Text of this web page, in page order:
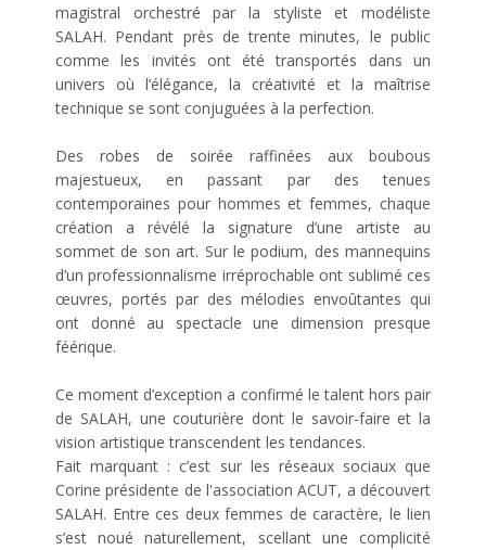
magistral orchestré par la styliste et modéliste
SALAH. Pendant près de trente minutes, le public
comme les invités ont été transportés dans un
univers où l’élégance, la créativité et la maîtrise
technique se sont conjuguées à la perfection.
Des robes de soirée raffinées aux boubous
majestueux, en passant par des tenues
contemporaines pour hommes et femmes, chaque
création a révélé la signature d’une artiste au
sommet de son art. Sur le podium, des mannequins
d’un professionnalisme irréprochable ont sublimé ces
œuvres, portés par des mélodies envoûtantes qui
ont donné au spectacle une dimension presque
féérique.
Ce moment d’exception a confirmé le talent hors pair
de SALAH, une couturière dont le savoir-faire et la
vision artistique transcendent les tendances.
Fait marquant : c’est sur les réseaux sociaux que
Corine présidente de l'association ACUT, a découvert
SALAH. Entre ces deux femmes de caractère, le lien
s’est noué naturellement, scellant une complicité